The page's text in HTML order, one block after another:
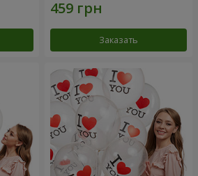
Заказать